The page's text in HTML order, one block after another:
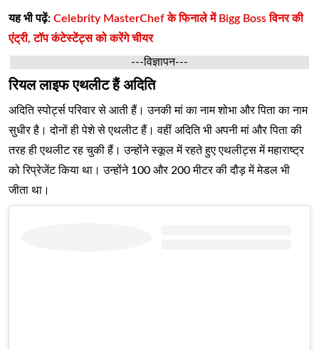
यह भी पढ़ें: Celebrity MasterChef के फिनाले में Bigg Boss विनर की
एंट्री, टॉप कंटेस्टेंट्स को करेंगे चीयर
---विज्ञापन---
रियल लाइफ एथलीट हैं अदिति
अदिति स्पोर्ट्स परिवार से आती हैं। उनकी मां का नाम शोभा और पिता का नाम
सुधीर है। दोनों ही पेशे से एथलीट हैं। वहीं अदिति भी अपनी मां और पिता की
तरह ही एथलीट रह चुकी हैं। उन्होंने स्कूल में रहते हुए एथलीट्स में महाराष्ट्र
को रिप्रेजेंट किया था। उन्होंने 100 और 200 मीटर की दौड़ में मेडल भी
जीता था।